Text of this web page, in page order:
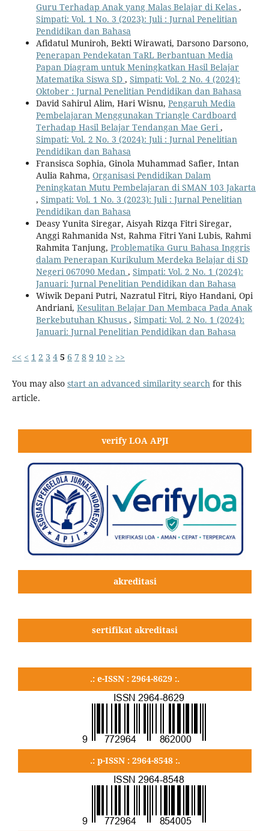
Guru Terhadap Anak yang Malas Belajar di Kelas ,
Simpati: Vol. 1 No. 3 (2023): Juli : Jurnal Penelitian
Pendidikan dan Bahasa
Afidatul Muniroh, Bekti Wirawati, Darsono Darsono,
Penerapan Pendekatan TaRL Berbantuan Media
Papan Diagram untuk Meningkatkan Hasil Belajar
Matematika Siswa SD , Simpati: Vol. 2 No. 4 (2024):
Oktober : Jurnal Penelitian Pendidikan dan Bahasa
David Sahirul Alim, Hari Wisnu, Pengaruh Media
Pembelajaran Menggunakan Triangle Cardboard
Terhadap Hasil Belajar Tendangan Mae Geri ,
Simpati: Vol. 2 No. 3 (2024): Juli : Jurnal Penelitian
Pendidikan dan Bahasa
Fransisca Sophia, Ginola Muhammad Safier, Intan
Aulia Rahma, Organisasi Pendidikan Dalam
Peningkatan Mutu Pembelajaran di SMAN 103 Jakarta
, Simpati: Vol. 1 No. 3 (2023): Juli : Jurnal Penelitian
Pendidikan dan Bahasa
Deasy Yunita Siregar, Aisyah Rizqa Fitri Siregar,
Anggi Rahmanida Nst, Rahma Fitri Yani Lubis, Rahmi
Rahmita Tanjung, Problematika Guru Bahasa Inggris
dalam Penerapan Kurikulum Merdeka Belajar di SD
Negeri 067090 Medan , Simpati: Vol. 2 No. 1 (2024):
Januari: Jurnal Penelitian Pendidikan dan Bahasa
Wiwik Depani Putri, Nazratul Fitri, Riyo Handani, Opi
Andriani, Kesulitan Belajar Dan Membaca Pada Anak
Berkebutuhan Khusus , Simpati: Vol. 2 No. 1 (2024):
Januari: Jurnal Penelitian Pendidikan dan Bahasa
<< < 1 2 3 4 5 6 7 8 9 10 > >>
You may also start an advanced similarity search for this
article.
verify LOA APJI
akreditasi
sertifikat akreditasi
.: e-ISSN : 2964-8629 :.
.: p-ISSN : 2964-8548 :.